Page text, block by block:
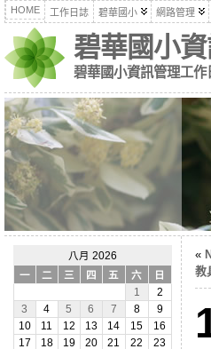
HOME 工作日誌 碧華國小 網路管理
碧華國小
碧華國小資訊管理工作
八月 2026
一
二 三 四 五 六
日
1
2
3
4 5 6 7 8
9
10
11 12 13 14 15
16
17
18 19 20 21 22
23
«
教